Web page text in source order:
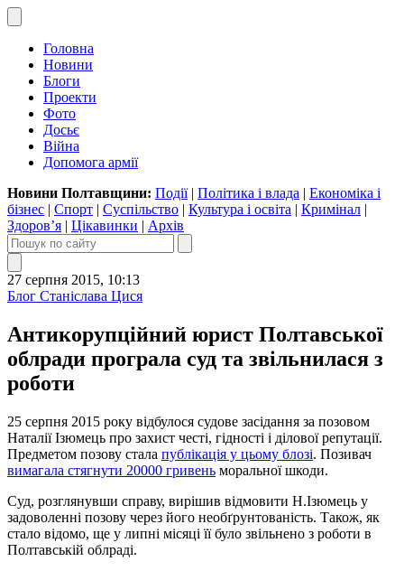
Головна
Новини
Блоги
Проекти
Фото
Досьє
Війна
Допомога армії
Новини Полтавщини: Події| Політика і влада | Економіка і
бізнес | Спорт | Суспільство | Культура і освіта | Кримінал |
Здоров’я | Цікавинки | Архів
27 серпня 2015, 10:13
Блог Станіслава Цися
Антикорупційний юрист Полтавської
облради програла суд та звільнилася з
роботи
25 серпня 2015 року відбулося судове засідання за позовом
Наталії Ізюмець про захист честі, гідності і ділової репутації.
Предметом позову стала публікація у цьому блозі. Позивач
вимагала стягнути 20000 гривень моральної шкоди.
Суд, розглянувши справу, вирішив відмовити Н.Ізюмець у
задоволенні позову через його необґрунтованість. Також, як
стало відомо, ще у липні місяці її було звільнено з роботи в
Полтавській облраді.